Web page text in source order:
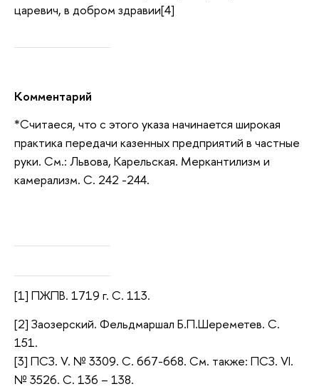
царевич, в добром здравии[4]
Комментарий
*Считаеся, что с этого указа начинается широкая
практика передачи казенных предприятий в частные
руки. См.: Львова, Карельская. Меркантилизм и
камерализм. С. 242 -244.
[1] ПЖПВ. 1719 г. С. 113.
[2] Заозерский. Фельдмаршал Б.П.Шереметев. С.
151.
[3] ПСЗ. V. № 3309. С. 667-668. См. также: ПСЗ. VI.
№ 3526. С. 136 – 138.